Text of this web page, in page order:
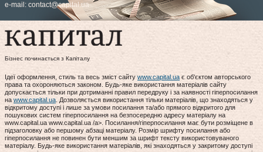
e-mail: contact@capital.ua
Бізнес починається з Капіталу
Ідеї оформлення, стиль та весь зміст сайту www.capital.ua є об'єктом авторського
права та охороняються законом. Будь-яке використання матеріалів сайту
допускається тільки при дотриманні правил передруку і за наявності гіперпосилання
на www.capital.ua. Дозволяється використання тільки матеріалів, що знаходяться у
відкритому доступі і лише за умови посилання та/або прямого відкритого для
пошукових систем гіперпосилання на безпосередню адресу матеріалу на
www.capital.ua www.capital.ua /a>. Посилання/гіперпосилання має бути розміщене в
підзаголовку або першому абзаці матеріалу. Розмір шрифту посилання або
гіперпосилання не повинен бути меншим за шрифт тексту використовуваного
матеріалу. Будь-яке використання матеріалів, які знаходяться у закритому доступі